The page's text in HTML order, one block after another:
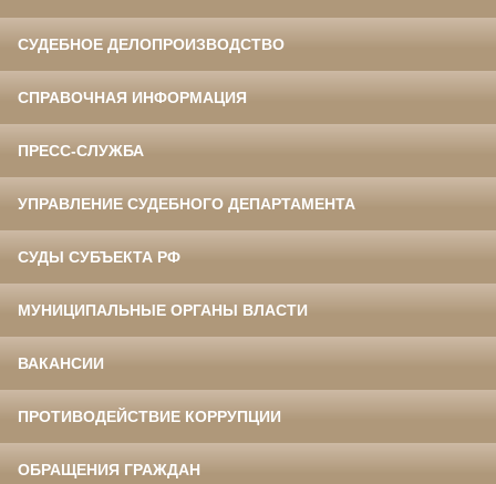
СУДЕБНОЕ ДЕЛОПРОИЗВОДСТВО
СПРАВОЧНАЯ ИНФОРМАЦИЯ
ПРЕСС-СЛУЖБА
УПРАВЛЕНИЕ СУДЕБНОГО ДЕПАРТАМЕНТА
СУДЫ СУБЪЕКТА РФ
МУНИЦИПАЛЬНЫЕ ОРГАНЫ ВЛАСТИ
ВАКАНСИИ
ПРОТИВОДЕЙСТВИЕ КОРРУПЦИИ
ОБРАЩЕНИЯ ГРАЖДАН